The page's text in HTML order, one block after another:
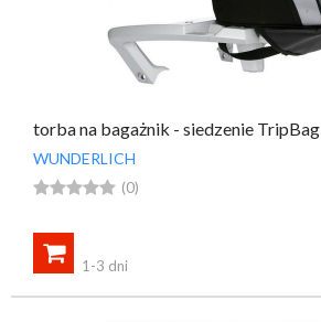
torba na bagażnik - siedzenie TripBag
WUNDERLICH
 (0)

1-3 dni